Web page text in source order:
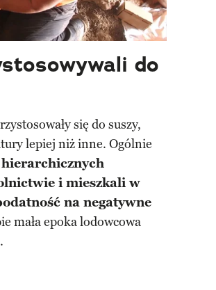
do
się do suszy,
lepiej niż inne. Ogólnie
i mieszkali w
na negatywne
mała epoka lodowcowa